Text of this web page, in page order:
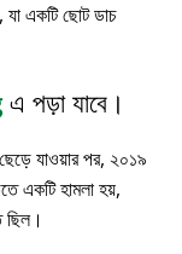
যা একটি ছোট ডাচ
এ পড়া যাবে।
যাওয়ার পর, ২০১৯
একটি হামলা হয়,
ছিল।